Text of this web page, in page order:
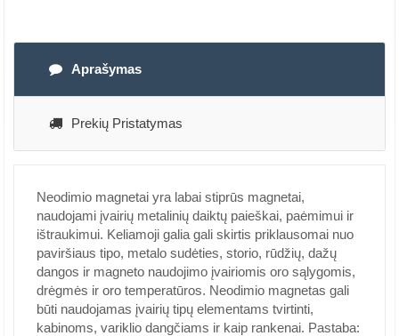
Aprašymas
Prekių Pristatymas
Neodimio magnetai yra labai stiprūs magnetai,
naudojami įvairių metalinių daiktų paieškai, paėmimui ir
ištraukimui. Keliamoji galia gali skirtis priklausomai nuo
paviršiaus tipo, metalo sudėties, storio, rūdžių, dažų
dangos ir magneto naudojimo įvairiomis oro sąlygomis,
drėgmės ir oro temperatūros. Neodimio magnetas gali
būti naudojamas įvairių tipų elementams tvirtinti,
kabinoms, variklio dangčiams ir kaip rankenai. Pastaba: